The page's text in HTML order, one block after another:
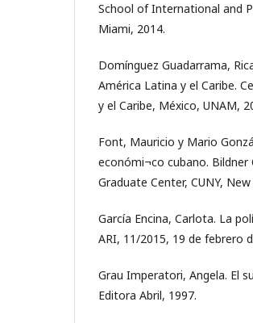
School of International and
Miami, 2014.
Domínguez Guadarrama,
América Latina y el Caribe.
y el Caribe, México, UNAM,
Font, Mauricio y Mario
económi¬co cubano.
Graduate Center, CUNY,
García Encina, Carlota. La
ARI, 11/2015, 19 de febrero
Grau Imperatori, Angela. El
Editora Abril, 1997.